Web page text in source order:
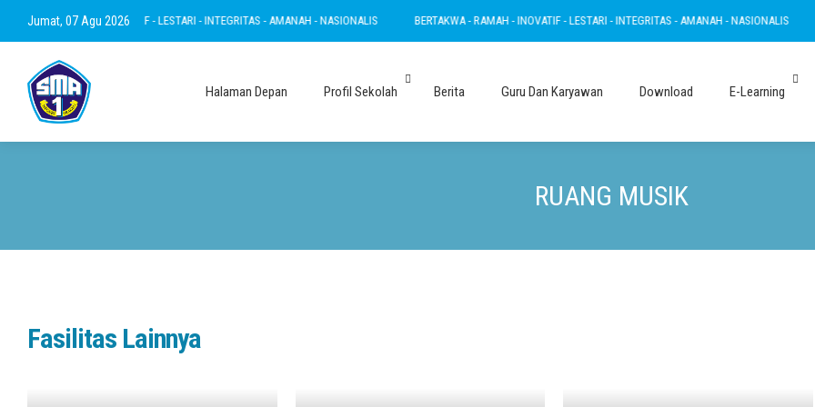
Jumat, 07 Agu 2026
- RAMAH - INOVATIF - LESTARI - INTEGRITAS - AMANAH - NASIONALIS BERTAKWA - RAMAH - INOVATIF - LESTARI - INTEGRITAS - AMANAH - NASIONALIS
Halaman Depan Profil Sekolah Berita Guru Dan Karyawan Download E-Learning
RUANG MUSIK
Fasilitas Lainnya